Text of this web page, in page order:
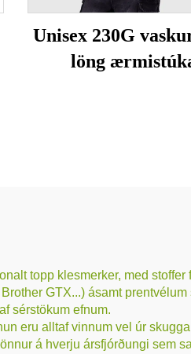
Unisex 230G
löng
topp klesmerker, med stoffer
GTX...) ásamt
sérstökum efnum.
eru alltaf vinnum vel úr
á hverju ársfjórðungi sem